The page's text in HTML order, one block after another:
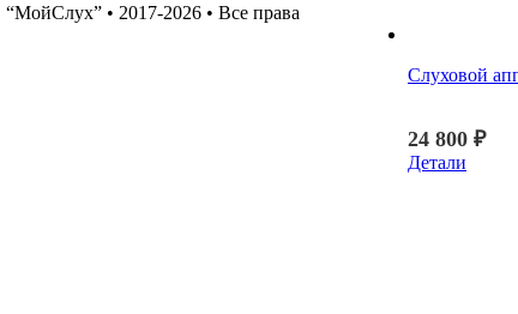
Слуховой
24 800 ₽
Детали
• 2017-2026 • Все права